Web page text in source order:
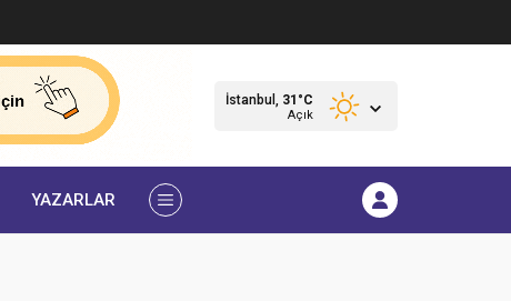
İstanbul, 31 °C
Açık
YAZARLAR